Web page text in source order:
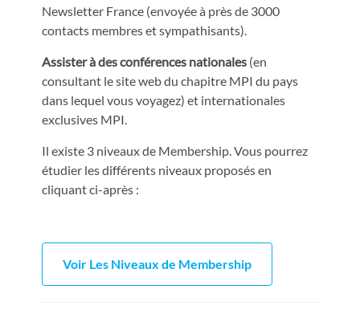
Newsletter France (envoyée à près de 3000
contacts membres et sympathisants).
Assister à des conférences nationales (en
consultant le site web du chapitre MPI du pays
dans lequel vous voyagez) et internationales
exclusives MPI.
Il existe 3 niveaux de Membership. Vous pourrez
étudier les différents niveaux proposés en
cliquant ci-après :
Voir Les Niveaux de Membership